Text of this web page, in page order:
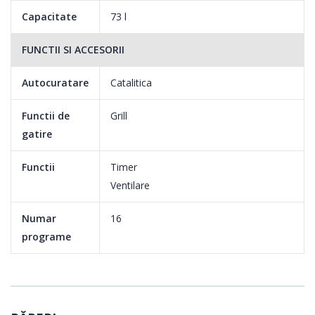
Capacitate 73 l
FUNCTII SI ACCESORII
Autocuratare Catalitica
Functii de
gatire
Grill
Functii
Timer
Ventilare
Numar
programe
16